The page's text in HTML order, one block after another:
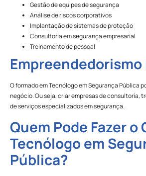
Gestão de equipes de segurança
Análise de riscos corporativos
Implantação de sistemas de proteção
Consultoria em segurança empresarial
Treinamento de pessoal
Empreendedorismo
O formado em Tecnólogo em Segurança Pública
negócio. Ou seja, criar empresas de consultoria,
de serviços especializados em segurança.
Quem Pode Fazer o
Tecnólogo em
Pública?